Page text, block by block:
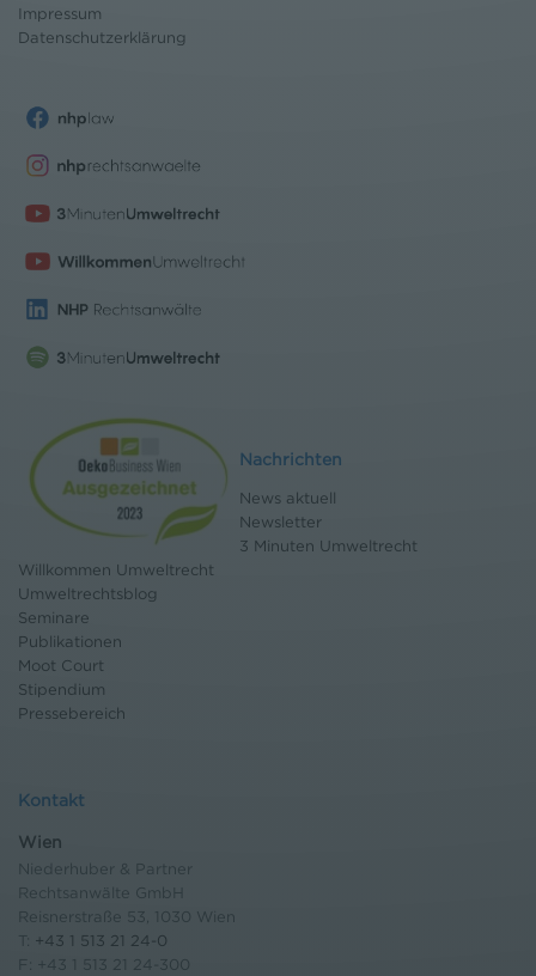
Impressum
Datenschutzerklärung
Nachrichten
News aktuell
Newsletter
3 Minuten Umweltrecht
Willkommen Umweltrecht
Umweltrechtsblog
Seminare
Publikationen
Moot Court
Stipendium
Pressebereich
Kontakt
Wien
Niederhuber & Partner
Rechtsanwälte GmbH
Reisnerstraße 53, 1030 Wien
T: +43 1 513 21 24-0
F: +43 1 513 21 24-300